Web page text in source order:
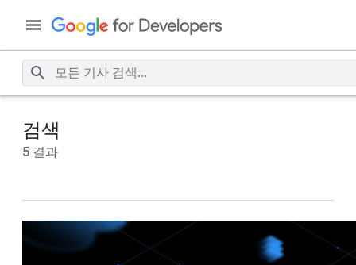
검색
5 결과